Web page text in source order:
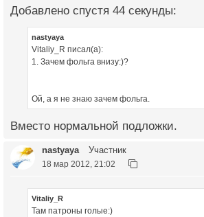
Добавлено спустя 44 секунды:
nastyaya
Vitaliy_R писал(а):
1. Зачем фольга внизу:)?
Ой, а я не знаю зачем фольга.
Вместо нормальной подложки.
nastyaya Участник
18 мар 2012, 21:02
Vitaliy_R
Там патроны голые:)